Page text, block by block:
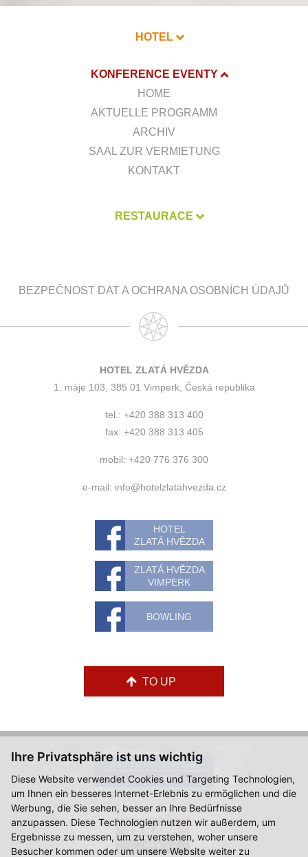
Ihre Privatsphäre ist uns wichtig
Diese Website verwendet Cookies und Targeting Technologien,
um Ihnen ein besseres Internet-Erlebnis zu ermöglichen und die
Werbung, die Sie sehen, besser an Ihre Bedürfnisse
anzupassen. Diese Technologien nutzen wir außerdem, um
Ergebnisse zu messen, um zu verstehen, woher unsere
Besucher kommen oder um unsere Website weiter zu
HOTEL
KONFERENCE EVENTY
HOME
AKTUELLE PROGRAMM
ARCHIV
SAAL ZUR VERMIETUNG
KONTAKT
RESTAURACE
BEZPEČNOST DAT A OCHRANA OSOBNÍCH ÚDAJŮ
HOTEL ZLATÁ HVĚZDA
1. máje 103, 385 01 Vimperk, Česká republika
tel.: +420 388 313 400
fax: +420 388 313 405
mobil: +420 776 376 300
e-mail: info@hotelzlatahvezda.cz
HOTEL
ZLATÁ HVĚZDA
ZLATÁ HVĚZDA
VIMPERK
BOWLING
TO UP